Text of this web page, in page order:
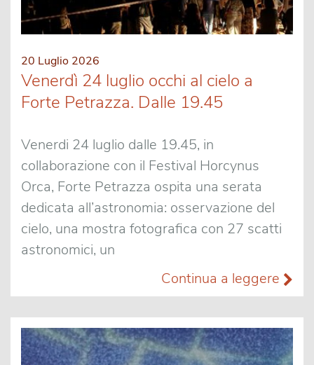
20 Luglio 2026
Venerdì 24 luglio occhi al cielo a
Forte Petrazza. Dalle 19.45
Venerdi 24 luglio dalle 19.45, in
collaborazione con il Festival Horcynus
Orca, Forte Petrazza ospita una serata
dedicata all’astronomia: osservazione del
cielo, una mostra fotografica con 27 scatti
astronomici, un
Continua a leggere